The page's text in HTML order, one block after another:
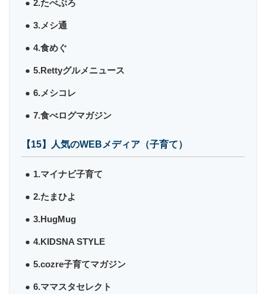
2.たべぷろ
3.メシ通
4.食めぐ
5.Rettyグルメニュース
6.メシコレ
7.食べログマガジン
【15】人気のWEBメディア（子育て）
1.マイナビ子育て
2.たまひよ
3.HugMug
4.KIDSNA STYLE
5.cozre子育てマガジン
6.ママスタセレクト